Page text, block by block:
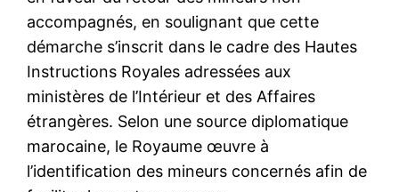
le1.ma
l'intelligence de
l'information